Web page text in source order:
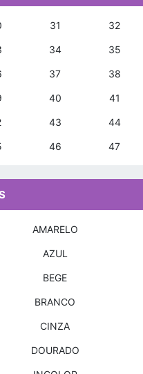
31 32
34 35
37 38
40 41
43 44
46 47
AMARELO
AZUL
BEGE
BRANCO
CINZA
DOURADO